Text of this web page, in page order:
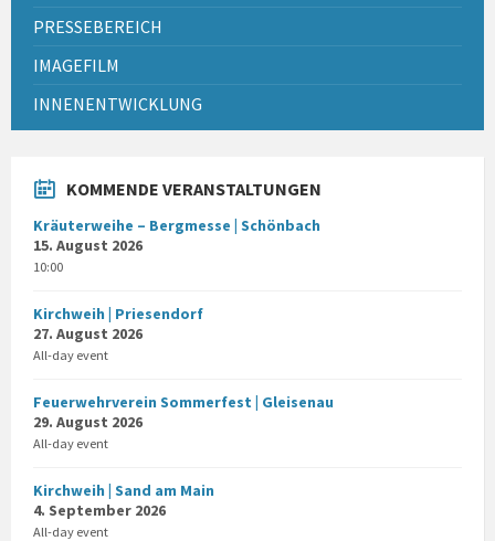
PRESSEBEREICH
IMAGEFILM
INNENENTWICKLUNG
KOMMENDE VERANSTALTUNGEN
Kräuterweihe – Bergmesse | Schönbach
15. August 2026
10:00
Kirchweih | Priesendorf
27. August 2026
All-day event
Feuerwehrverein Sommerfest | Gleisenau
29. August 2026
All-day event
Kirchweih | Sand am Main
4. September 2026
All-day event